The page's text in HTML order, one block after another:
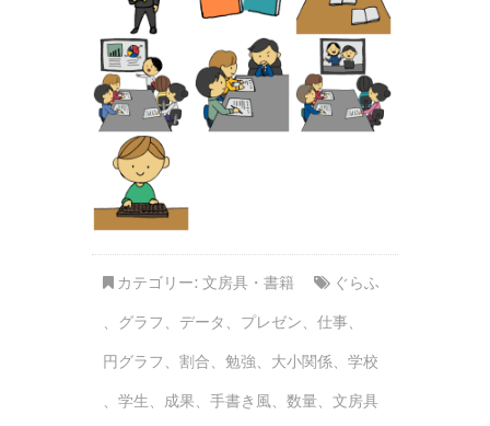
カテゴリー: 文房具・書籍
ぐらふ
、
グラフ 、 データ 、 プレゼン、 仕事、
円グラフ 、 割合、 勉強、 大小関係、 学校
、 学生、 成果、 手書き風、 数量、 文房具